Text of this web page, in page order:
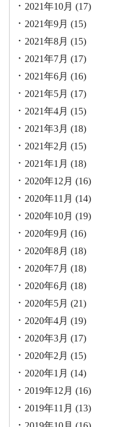
2021年10月 (17)
2021年9月 (15)
2021年8月 (15)
2021年7月 (17)
2021年6月 (16)
2021年5月 (17)
2021年4月 (15)
2021年3月 (18)
2021年2月 (15)
2021年1月 (18)
2020年12月 (16)
2020年11月 (14)
2020年10月 (19)
2020年9月 (16)
2020年8月 (18)
2020年7月 (18)
2020年6月 (18)
2020年5月 (21)
2020年4月 (19)
2020年3月 (17)
2020年2月 (15)
2020年1月 (14)
2019年12月 (16)
2019年11月 (13)